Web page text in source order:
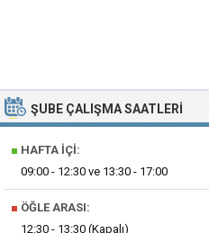
ŞUBE ÇALIŞMA SAATLERI
■ HAFTA İÇI:
09:00 - 12:30 ve 13:30 - 17:00
■ ÖĞLE ARASI:
12:30 - 13:30 (Kapalı)